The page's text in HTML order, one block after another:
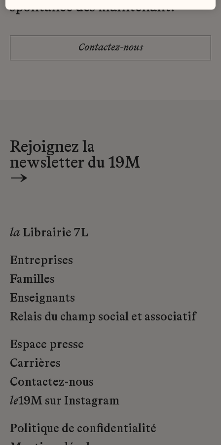
spontanée dès maintenant.
Contactez-nous
Rejoignez la
newsletter du 19M
→
la Librairie 7L
Entreprises
Familles
Enseignants
Relais du champ social et associatif
Espace presse
Carrières
Contactez-nous
le19M sur Instagram
Politique de confidentialité